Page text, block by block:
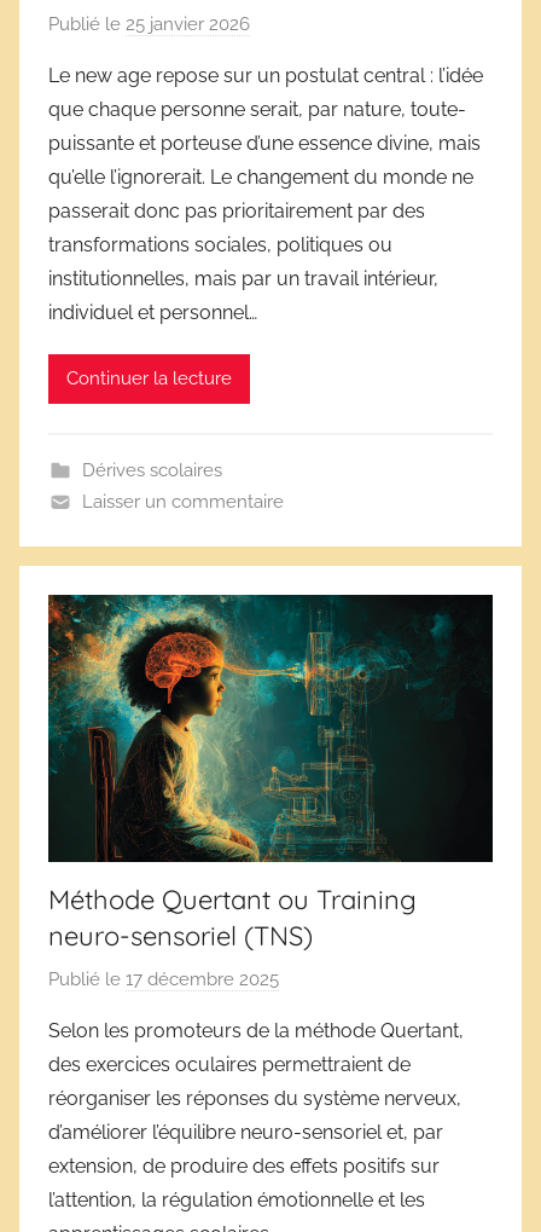
Publié le 25 janvier 2026
D
é
r
i
v
e
i
Le new age repose sur un postulat central : l’idée
que chaque personne serait, par nature, toute-
puissante et porteuse d’une essence divine, mais
qu’elle l’ignorerait. Le changement du monde ne
passerait donc pas prioritairement par des
transformations sociales, politiques ou
institutionnelles, mais par un travail intérieur,
individuel et personnel…
Continuer la lecture
Dérives scolaires
Laisser un commentaire
Méthode Quertant ou Training
neuro-sensoriel (TNS)
Publié le 17 décembre 2025
r
D
é
r
i
v
Selon les promoteurs de la méthode Quertant,
des exercices oculaires permettraient de
réorganiser les réponses du système nerveux,
d’améliorer l’équilibre neuro-sensoriel et, par
extension, de produire des effets positifs sur
l’attention, la régulation émotionnelle et les